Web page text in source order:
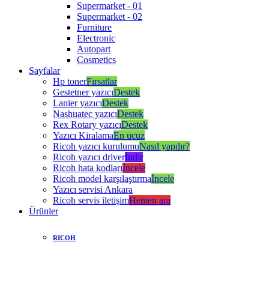
Supermarket - 01
Supermarket - 02
Furniture
Electronic
Autopart
Cosmetics
Sayfalar
Hp tonerFırsatlar
Gestetner yazıcıDestek
Lanier yazıcıDestek
Nashuatec yazıcıDestek
Rex Rotary yazıcıDestek
Yazıcı KiralamaEn ucuz
Ricoh yazıcı kurulumuNasıl yapılır?
Ricoh yazıcı driverİndir
Ricoh hata kodlarıİncele
Ricoh model karşılaştırmaİncele
Yazıcı servisi Ankara
Ricoh servis iletişimHemen ara
Ürünler
RICOH